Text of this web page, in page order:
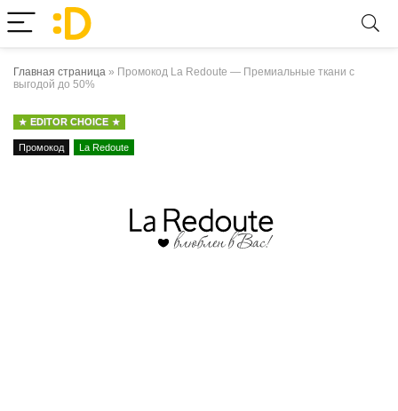
Главная страница » Промокод La Redoute — Премиальные ткани с
выгодой до 50%
EDITOR CHOICE
Промокод La Redoute